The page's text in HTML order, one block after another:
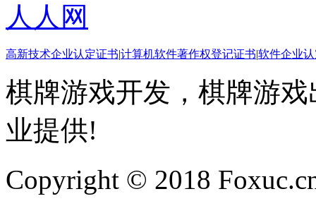
人人网
高新技术企业认定证书|计算机软件著作权登记证书|软件企业
棋牌游戏开发，棋牌游
业提供!
Copyright © 2018